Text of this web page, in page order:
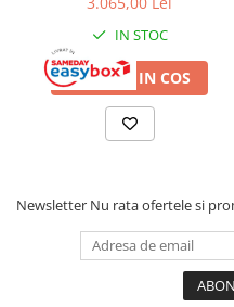
IN STOC
ADAUGA IN COS
Newsletter Nu rata ofertele si